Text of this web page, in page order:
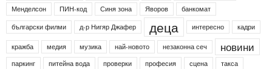
Менделсон
ПИН-код Синя зона Яворов
банкомат
български филми
д-р Нигяр Джафер деца интересно кадри
кражба медия музика най-новото незаконна сеч новини
паркинг питейна вода проверки професия сцена такса